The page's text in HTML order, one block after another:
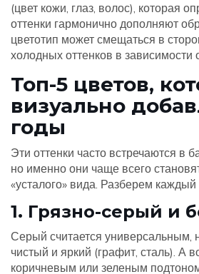
(цвет кожи, глаз, волос), которая
оттенки гармонично дополняют
цветотип может смещаться в
холодных оттенков в зависимости
Топ-5 цветов,
визуально
годы
Эти оттенки часто встречаются в
но именно они чаще всего
«усталого» вида. Разберем
1. Грязно-серый и
Серый считается универсальным,
чистый и яркий (графит, сталь). А
коричневым или зеленым